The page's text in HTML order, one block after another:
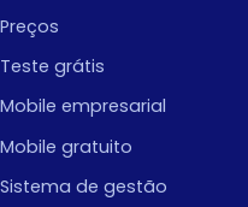
Preços
Teste grátis
Mobile empresarial
Mobile gratuito
Sistema de gestão